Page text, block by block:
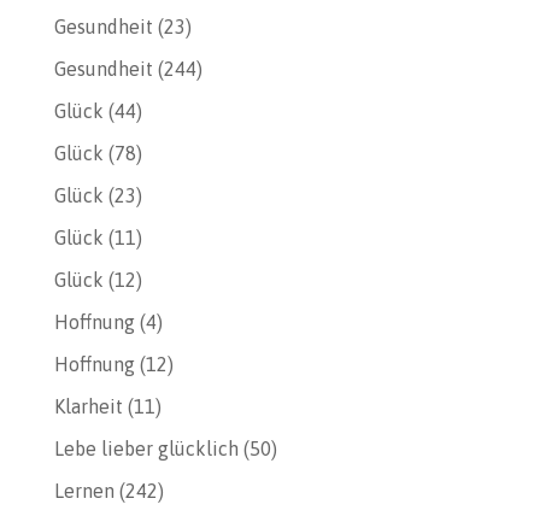
Gesundheit (23)
Gesundheit (244)
Glück (44)
Glück (78)
Glück (23)
Glück (11)
Glück (12)
Hoffnung(4)
Hoffnung(12)
Klarheit (11)
Lebe lieber glücklich (50)
Lernen (242)